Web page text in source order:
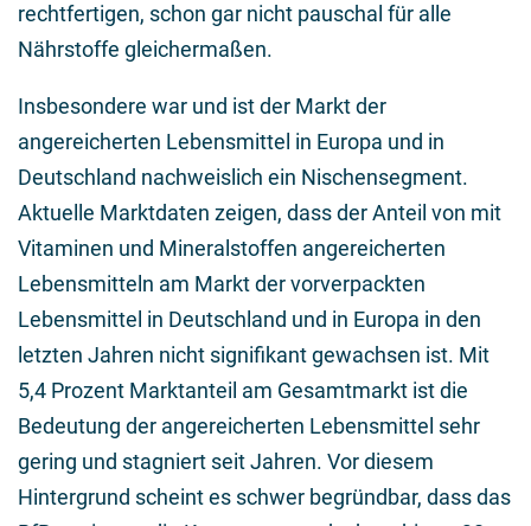
rechtfertigen, schon gar nicht pauschal für alle
Nährstoffe gleichermaßen.
Insbesondere war und ist der Markt der
angereicherten Lebensmittel in Europa und in
Deutschland nachweislich ein Nischensegment.
Aktuelle Marktdaten zeigen, dass der Anteil von mit
Vitaminen und Mineralstoffen angereicherten
Lebensmitteln am Markt der vorverpackten
Lebensmittel in Deutschland und in Europa in den
letzten Jahren nicht signifikant gewachsen ist. Mit
5,4 Prozent Marktanteil am Gesamtmarkt ist die
Bedeutung der angereicherten Lebensmittel sehr
gering und stagniert seit Jahren. Vor diesem
Hintergrund scheint es schwer begründbar, dass das